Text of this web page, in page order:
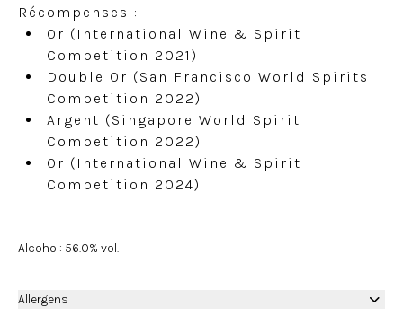
Récompenses :
Or (International Wine & Spirit
Competition 2021)
Double Or (San Francisco World Spirits
Competition 2022)
Argent (Singapore World Spirit
Competition 2022)
Or (International Wine & Spirit
Competition 2024)
Alcohol: 56.0% vol.
Allergens